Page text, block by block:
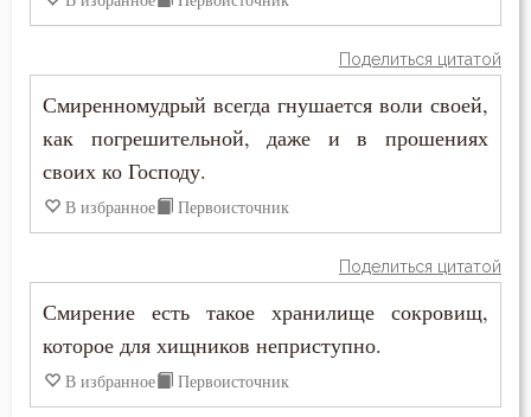
Жизнь
Заповеди
Злопамятство
Иаков Низибийский
Игнатий Антиохийский
Игнатий Брянчанинов
Иероним Стридонский
Иларион Оптинский (Пономарёв)
Илия Екдик
Иоанн (Максимович)
Иоанн Дамаскин
Поделиться цитатой
Смиренномудрый всегда гнушается воли своей,
как погрешительной, даже и в прошениях
своих ко Господу.
В избранное Первоисточник
Поделиться цитатой
Смирение есть такое хранилище сокровищ,
которое для хищников неприступно.
В избранное Первоисточник